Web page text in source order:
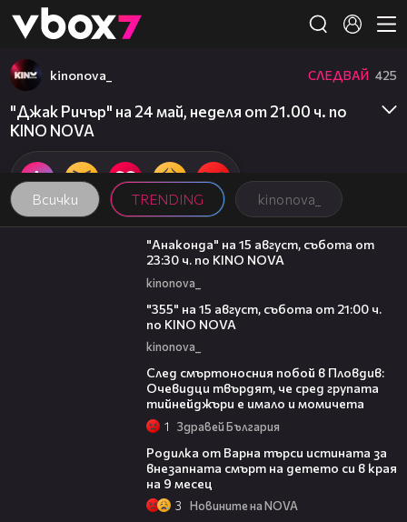
👾
Всички TRENDING kinonova_
kinonova_ СЛЕДВАЙ 425
"Джак Ричър" на 24 май, неделя от 21.00 ч. по
KINO NOVA
00:30
"Анаконда" на 15 август, събота от
23:30 ч. по KINO NOVA
kinonova_
"355" на 15 август, събота от 21:00 ч.
по KINO NOVA
kinonova_
След смъртоносния побой в Пловдив:
Очевидци твърдят, че сред групата
тийнейджъри е имало и момичета
1 Здравей България
Родилка от Варна търси истината за
внезапната смърт на детето си в края
на 9 месец
3 Новините на NOVA